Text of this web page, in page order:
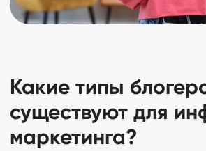
Какие типы
существуют для
маркетинга?